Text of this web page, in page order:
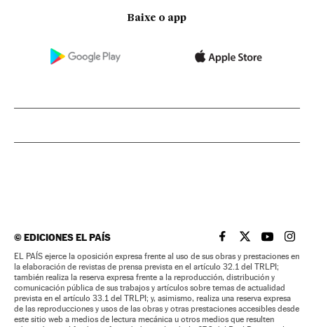
Baixe o app
©EDICIONES EL PAÍS EL PAÍS BRASIL EN
EL PAÍSEL PAÍS
EL
EL PAÍS ejerce la oposición expresa frente al uso de sus obras y prestaciones en
la elaboración de revistas de prensa prevista en el artículo 32.1 del TRLPI;
también realiza la reserva expresa frente a la reproducción, distribución y
comunicación pública de sus trabajos y artículos sobre temas de actualidad
prevista en el artículo 33.1 del TRLPI; y, asimismo, realiza una reserva expresa
de las reproducciones y usos de las obras y otras prestaciones accesibles desde
este sitio web a medios de lectura mecánica u otros medios que resulten